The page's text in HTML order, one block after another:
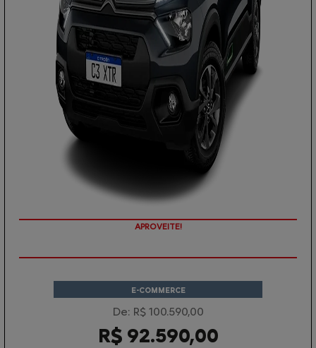
PREÇOS REDUZIDOS
E-COMMERCE
De: R$ 100.590,00
R$ 92.590,00